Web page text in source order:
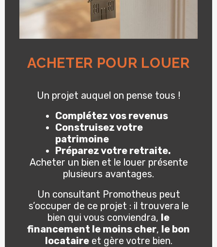
ACHETER POUR LOUER
Un projet auquel on pense tous !
Complétez vos revenus
Construisez votre
patrimoine
Préparez votre retraite.
Acheter un bien et le louer présente
plusieurs avantages.
Un consultant Promotheus peut
s’occuper de ce projet : il trouvera le
bien qui vous conviendra, le
financement le moins cher, le bon
locataireet gère votre bien.